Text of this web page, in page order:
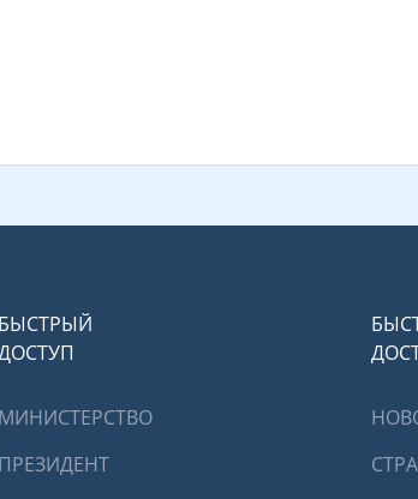
БЫСТРЫЙ
МИНИСТЕРСТВО
ПРЕЗИДЕНТ